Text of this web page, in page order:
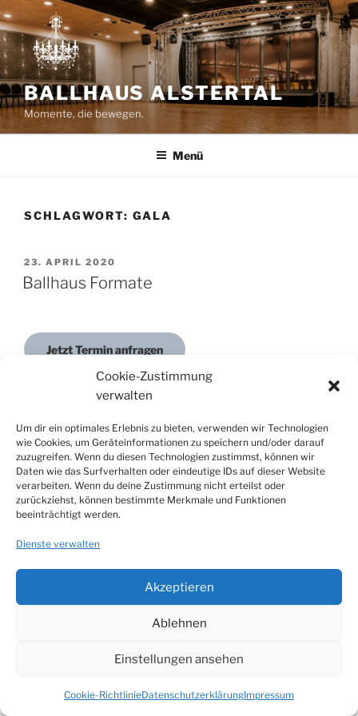
Cookie-Zustimmung
verwalten
Um dir ein optimales Erlebnis zu bieten, verwenden wir Technologien
wie Cookies, um Geräteinformationen zu speichern und/oder darauf
zuzugreifen. Wenn du diesen Technologien zustimmst, können wir
Daten wie das Surfverhalten oder eindeutige IDs auf dieser Website
verarbeiten. Wenn du deine Zustimmung nicht erteilst oder
zurückziehst, können bestimmte Merkmale und Funktionen
beeinträchtigt werden.
Dienste verwalten
Akzeptieren
Ablehnen
Einstellungen ansehen
Cookie-RichtlinieDatenschutzerklärungImpressum
Zum
Inhalt
springen
BALLHAUS ALSTERTAL
Momente, die bewegen.
Menü
SCHLAGWORT: GALA
VERÖFFENTLICHT
AM
23. APRIL 2020
Ballhaus Formate
Jetzt Termin anfragen
IMPRESSUM
Cookie-Richtlinie (EU)
Datenschutzerklärung
Impressum
Datenschutzerklärung Stolz präsentiert von WordPress